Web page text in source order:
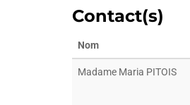
Contact(s)
Nom
Madame Maria PITOIS